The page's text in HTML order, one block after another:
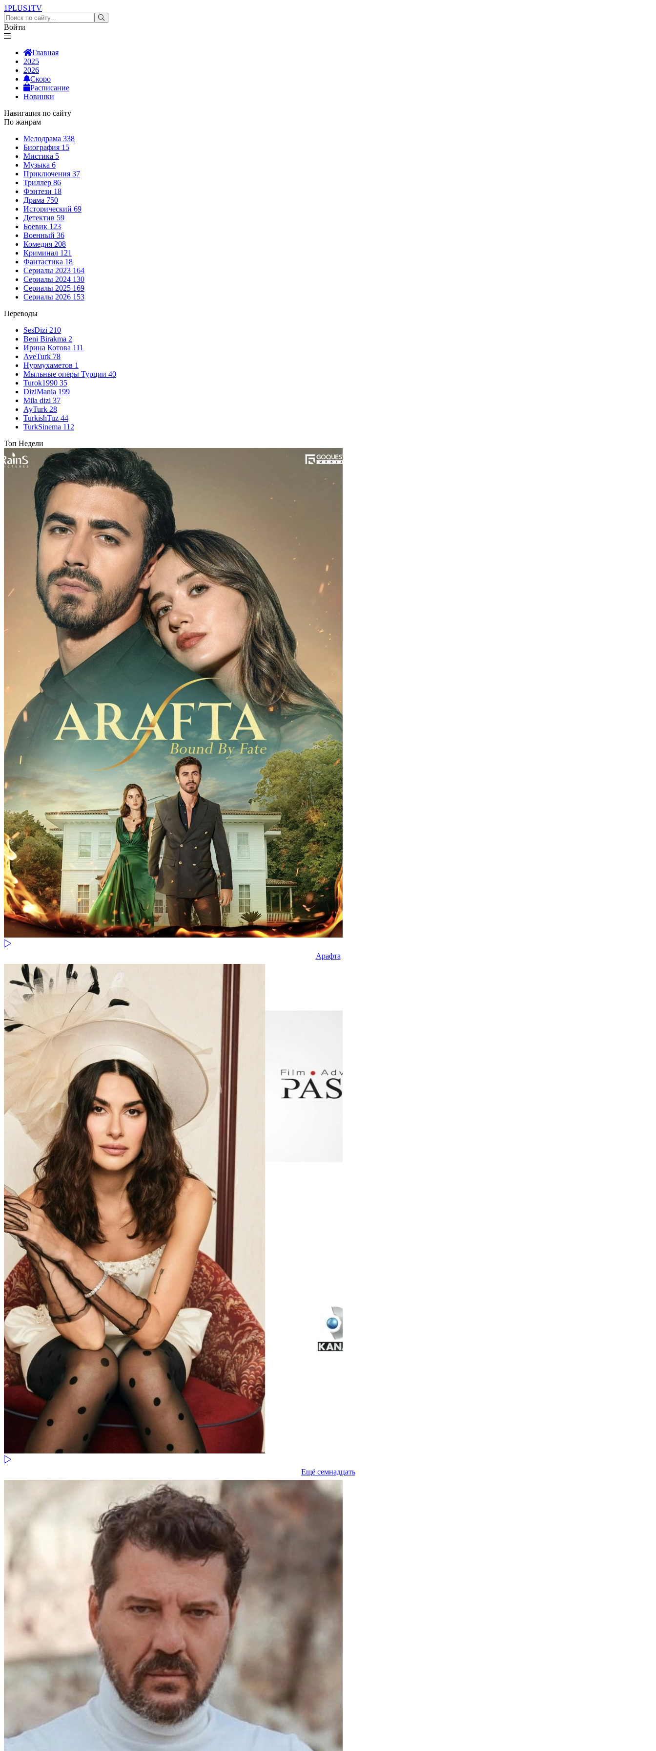
1PLUS1TV
Войти
Главная
2025
2026
Скоро
Расписание
Новинки
Навигация по сайту
По жанрам
Мелодрама 338
Биография 15
Мистика 5
Музыка 6
Приключения 37
Триллер 86
Фэнтези 18
Драма 750
Исторический 69
Детектив 59
Боевик 123
Военный 36
Комедия 208
Криминал 121
Фантастика 18
Сериалы 2023 164
Сериалы 2024 130
Сериалы 2025 169
Сериалы 2026 153
Переводы
SesDizi 210
Beni Birakma 2
Ирина Котова 111
AveTurk 78
Нурмухаметов 1
Мыльные оперы Турции 40
Turok1990 35
DiziMania 199
Mila dizi 37
AyTurk 28
TurkishTuz 44
TurkSinema 112
Топ Недели
Арафта
Ещё семнадцать